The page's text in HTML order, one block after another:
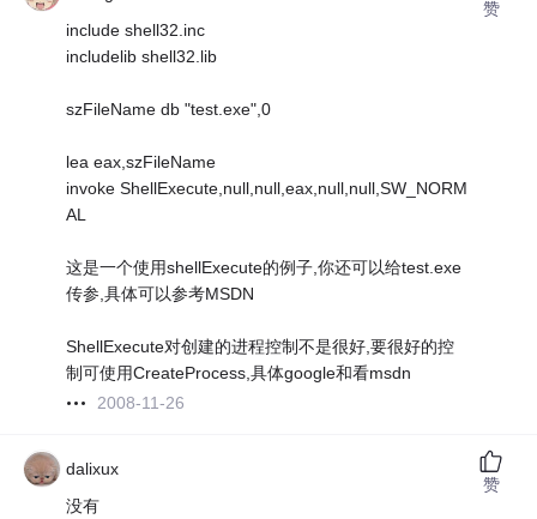
include shell32.inc
includelib shell32.lib
szFileName db "test.exe",0
lea eax,szFileName
invoke ShellExecute,null,null,eax,null,null,SW_NORM
AL
这是一个使用shellExecute的例子,你还可以给test.exe
传参,具体可以参考MSDN
ShellExecute对创建的进程控制不是很好,要很好的控
制可使用CreateProcess,具体google和看msdn
2008-11-26
赞
dalixux
没有
赞